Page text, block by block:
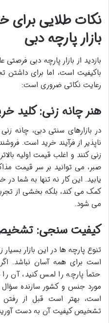
نکات طلایی برای
بازار پارچه دبی
بازدید از بازار پارچه دبیفرصتی
باکیفیت است، اما برای
رعایت نکاتی ضروری است:
هنر چانه زنی: کلید
در بازارهای سنتی دبی، چانه
ناپذیر از فرآیند خرید است.
زنی کنند و اغلب قیمت اولیه
صبر، می توانید بر سر قیمت
یابید. این کار نه تنها به شما در
کمک می کند، بلکه بخشی از
می شود.
کیفیت سنجی:
تنوع پارچه ها در این بازار
است برای همه آسان نباشد.
حتماً پارچه را لمس کنید، آن را
مورد جنس و کشور سازنده سؤال
است، بهتر است قبل از رفتن
تشخیص کیفیت آن به دست